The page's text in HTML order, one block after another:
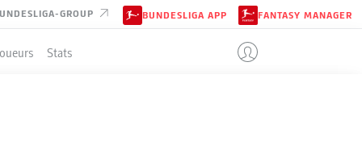
GROUP BUNDESLIGA APP FANTASY MANAGER
Stats